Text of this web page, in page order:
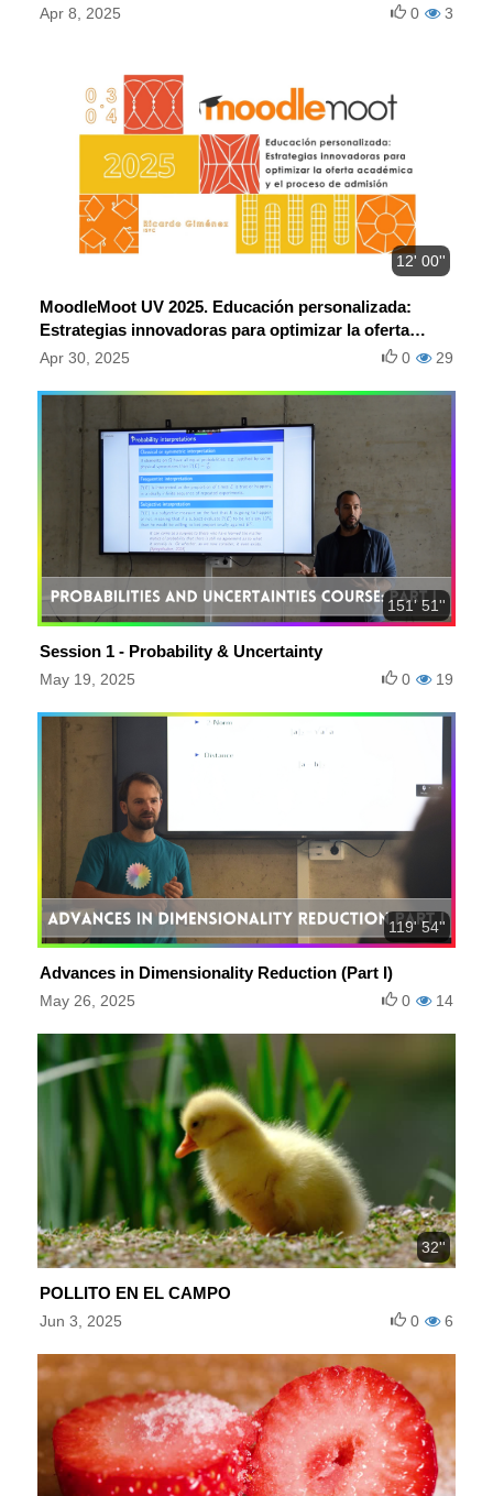
Apr 8, 2025 3
0
12' 00''
MoodleMoot UV 2025. Educación personalizada:
Estrategias innovadoras para optimizar la oferta
académica y el proceso de admisión.
Apr 30, 2025 29
0
151' 51''
Session 1 - Probability & Uncertainty
May 19, 2025 19
0
119' 54''
Advances in Dimensionality Reduction (Part I)
May 26, 2025 14
0
32''
POLLITO EN EL CAMPO
Jun 3, 2025 6
0